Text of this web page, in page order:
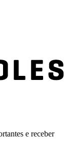
e receber